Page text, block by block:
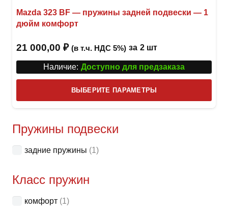
Mazda 323 BF — пружины задней подвески — 1
дюйм комфорт
21 000,00 ₽ (в т.ч. НДС 5%) за 2 шт
Наличие: Доступно для предзаказа
ВЫБЕРИТЕ ПАРАМЕТРЫ
товар
Пружины подвески
задние пружины (1)
Класс пружин
комфорт (1)